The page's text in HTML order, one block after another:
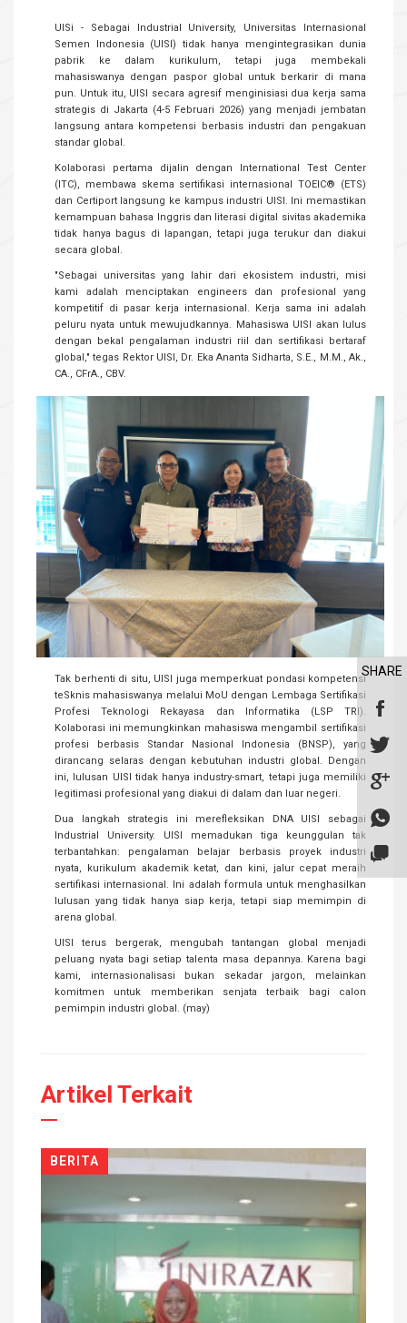
SHARE
UISi - Sebagai Industrial University, Universitas Internasional
Semen Indonesia (UISI) tidak hanya mengintegrasikan dunia
pabrik ke dalam kurikulum, tetapi juga membekali
mahasiswanya dengan paspor global untuk berkarir di mana
pun. Untuk itu, UISI secara agresif menginisiasi dua kerja sama
strategis di Jakarta (4-5 Februari 2026) yang menjadi jembatan
langsung antara kompetensi berbasis industri dan pengakuan
standar global.
Kolaborasi pertama dijalin dengan International Test Center
(ITC), membawa skema sertifikasi internasional TOEIC®️ (ETS)
dan Certiport langsung ke kampus industri UISI. Ini memastikan
kemampuan bahasa Inggris dan literasi digital sivitas akademika
tidak hanya bagus di lapangan, tetapi juga terukur dan diakui
secara global.
"Sebagai universitas yang lahir dari ekosistem industri, misi
kami adalah menciptakan engineers dan profesional yang
kompetitif di pasar kerja internasional. Kerja sama ini adalah
peluru nyata untuk mewujudkannya. Mahasiswa UISI akan lulus
dengan bekal pengalaman industri riil dan sertifikasi bertaraf
global," tegas Rektor UISI, Dr. Eka Ananta Sidharta, S.E., M.M., Ak.,
CA., CFrA., CBV.
Tak berhenti di situ, UISI juga memperkuat pondasi kompetensi
teSknis mahasiswanya melalui MoU dengan Lembaga Sertifikasi
Profesi Teknologi Rekayasa dan Informatika (LSP TRI).
Kolaborasi ini memungkinkan mahasiswa mengambil sertifikasi
profesi berbasis Standar Nasional Indonesia (BNSP), yang
dirancang selaras dengan kebutuhan industri global. Dengan
ini, lulusan UISI tidak hanya industry-smart, tetapi juga memiliki
legitimasi profesional yang diakui di dalam dan luar negeri.
Dua langkah strategis ini merefleksikan DNA UISI sebagai
Industrial University. UISI memadukan tiga keunggulan tak
terbantahkan: pengalaman belajar berbasis proyek industri
nyata, kurikulum akademik ketat, dan kini, jalur cepat meraih
sertifikasi internasional. Ini adalah formula untuk menghasilkan
lulusan yang tidak hanya siap kerja, tetapi siap memimpin di
arena global.
UISI terus bergerak, mengubah tantangan global menjadi
peluang nyata bagi setiap talenta masa depannya. Karena bagi
kami, internasionalisasi bukan sekadar jargon, melainkan
komitmen untuk memberikan senjata terbaik bagi calon
pemimpin industri global. (may)
Artikel Terkait
BERITA